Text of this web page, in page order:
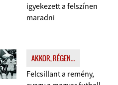
igyekezett a felszínen
maradni
AKKOR, RÉGEN...
Felcsillant a remény,